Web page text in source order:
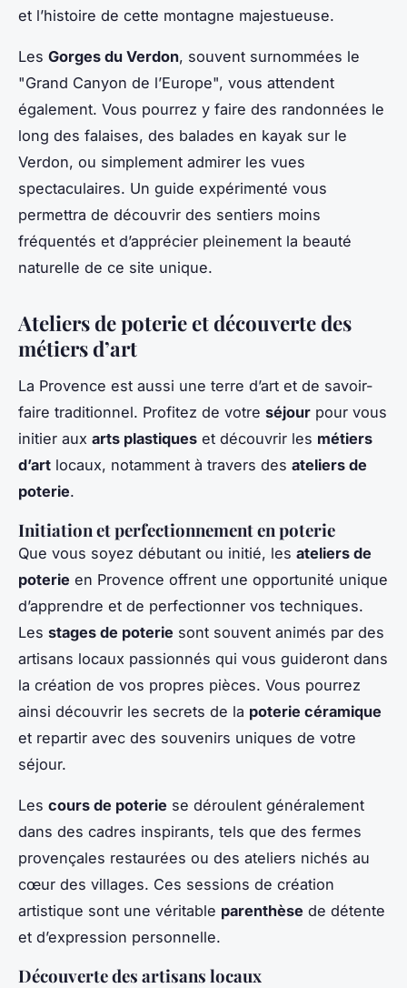
et l’histoire de cette montagne majestueuse.
Les Gorges du Verdon, souvent surnommées le
"Grand Canyon de l’Europe", vous attendent
également. Vous pourrez y faire des randonnées le
long des falaises, des balades en kayak sur le
Verdon, ou simplement admirer les vues
spectaculaires. Un guide expérimenté vous
permettra de découvrir des sentiers moins
fréquentés et d’apprécier pleinement la beauté
naturelle de ce site unique.
Ateliers de poterie et découverte des
métiers d’art
La Provence est aussi une terre d’art et de savoir-
faire traditionnel. Profitez de votre séjour pour vous
initier aux arts plastiques et découvrir les métiers
d’art locaux, notamment à travers des ateliers de
poterie.
Initiation et perfectionnement en poterie
Que vous soyez débutant ou initié, les ateliers de
poterie en Provence offrent une opportunité unique
d’apprendre et de perfectionner vos techniques.
Les stages de poterie sont souvent animés par des
artisans locaux passionnés qui vous guideront dans
la création de vos propres pièces. Vous pourrez
ainsi découvrir les secrets de la poterie céramique
et repartir avec des souvenirs uniques de votre
séjour.
Les cours de poterie se déroulent généralement
dans des cadres inspirants, tels que des fermes
provençales restaurées ou des ateliers nichés au
cœur des villages. Ces sessions de création
artistique sont une véritable parenthèse de détente
et d’expression personnelle.
Découverte des artisans locaux